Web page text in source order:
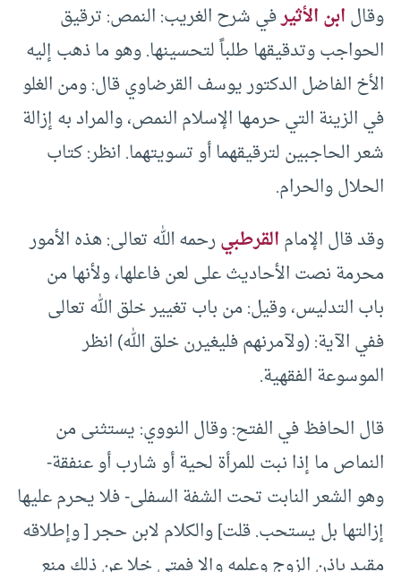
وقالابن الأثيرفي شرح الغريب: النمص: ترقيق
الحواجب وتدقيقها طلباً لتحسينها. وهو ما ذهب إليه
الأخ الفاضل الدكتور يوسف القرضاوي قال: ومن الغلو
في الزينة التي حرمها الإسلام النمص، والمراد به إزالة
شعر الحاجبين لترقيقهما أو تسويتهما. انظر: كتاب
الحلال والحرام.
وقد قال الإمامالقرطبيرحمه الله تعالى: هذه الأمور
محرمة نصت الأحاديث على لعن فاعلها، ولأنها من
باب التدليس، وقيل: من باب تغيير خلق الله تعالى
ففي الآية: (ولآمرنهم فليغيرن خلق الله) انظر
الموسوعة الفقهية.
قال الحافظ في الفتح: وقال النووي: يستثنى من
النماص ما إذا نبت للمرأة لحية أو شارب أو عنفقة-
وهو الشعر النابت تحت الشفة السفلى- فلا يحرم عليها
إزالتها بل يستحب. قلت] والكلام لابن حجر [ وإطلاقه